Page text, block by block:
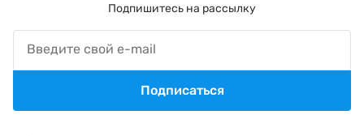
Подпишитесь на рассылку
Подписаться